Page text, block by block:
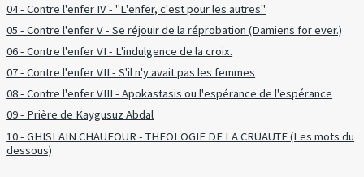
04 - Contre l'enfer IV - "L'enfer, c'est pour les autres"
05 - Contre l'enfer V - Se réjouir de la réprobation (Damiens for ever.)
06 - Contre l'enfer VI - L'indulgence de la croix.
07 - Contre l'enfer VII - S'il n'y avait pas les femmes
08 - Contre l'enfer VIII - Apokastasis ou l'espérance de l'espérance
09 - Prière de Kaygusuz Abdal
10 - GHISLAIN CHAUFOUR - THEOLOGIE DE LA CRUAUTE (Les mots du
dessous)